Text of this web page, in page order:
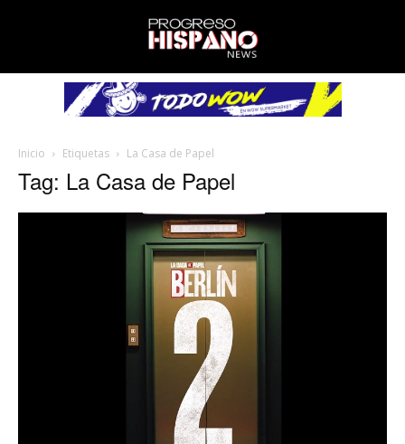
Inicio Etiquetas La Casa de Papel
Tag: La Casa de Papel